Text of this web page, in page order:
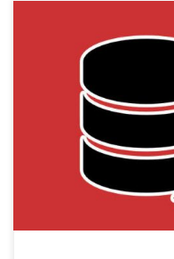
Le migliori tecniche per
tuo sito da hacker e